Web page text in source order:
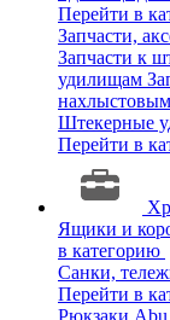
Перейти в
Запчасти,
Запчасти к
удилищам
Штекерные
Перейти в
Ящики и
в категорию
Санки,
Перейти в
Рюкзаки Abu